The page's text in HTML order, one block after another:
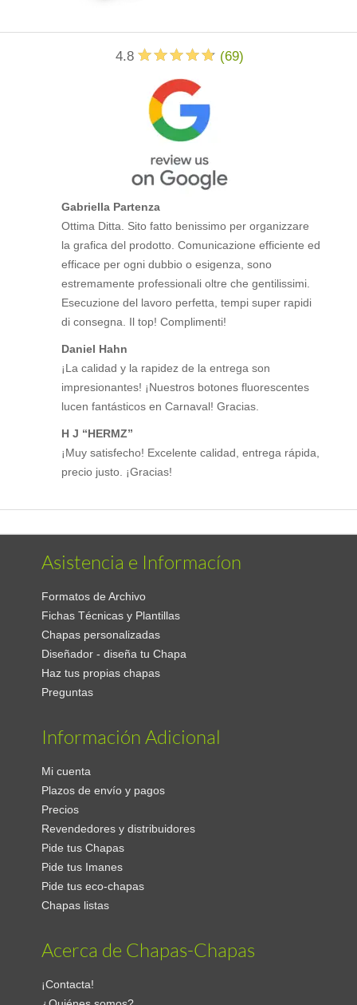
4.8 (69)
Gabriella Partenza
Ottima Ditta. Sito fatto benissimo per organizzare
la grafica del prodotto. Comunicazione efficiente ed
efficace per ogni dubbio o esigenza, sono
estremamente professionali oltre che gentilissimi.
Esecuzione del lavoro perfetta, tempi super rapidi
di consegna. Il top! Complimenti!
Daniel Hahn
¡La calidad y la rapidez de la entrega son
impresionantes! ¡Nuestros botones fluorescentes
lucen fantásticos en Carnaval! Gracias.
H J “HERMZ”
¡Muy satisfecho! Excelente calidad, entrega rápida,
precio justo. ¡Gracias!
Asistencia e Informacíon
Formatos de Archivo
Fichas Técnicas y Plantillas
Chapas personalizadas
Diseñador - diseña tu Chapa
Haz tus propias chapas
Preguntas
Información Adicional
Mi cuenta
Plazos de envío y pagos
Precios
Revendedores y distribuidores
Pide tus Chapas
Pide tus Imanes
Pide tus eco-chapas
Chapas listas
Acerca de Chapas-Chapas
¡Contacta!